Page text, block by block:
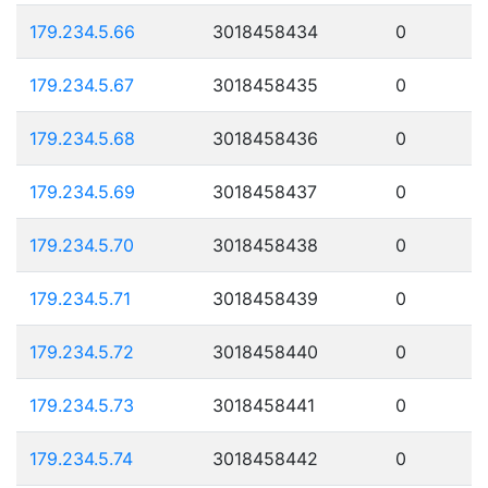
179.234.5.66 3018458434 0
179.234.5.67 3018458435 0
179.234.5.68 3018458436 0
179.234.5.69 3018458437 0
179.234.5.70 3018458438 0
179.234.5.71 3018458439 0
179.234.5.72 3018458440 0
179.234.5.73 3018458441 0
179.234.5.74 3018458442 0